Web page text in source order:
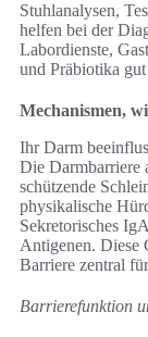
Stuhlanalysen,
helfen bei der
Labordienste,
und Präbiotika gut
Mechanismen,
Ihr Darm
Die Darmbarriere
schützende
physikalische
Sekretorisches
Antigenen. Diese
Barriere zentral
Barrierefunktion